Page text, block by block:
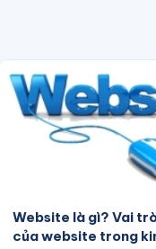
Website là gì? Vai
của website trong